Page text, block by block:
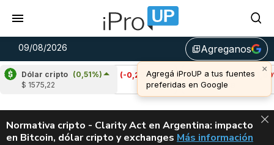
09/08/2026 library_addAgreganos
×
Agregá iProUP a tus fuentes
preferidas en Google
Dólar cripto (0,51%)
$ 1575,22
Cardano (-0,29%)
Avalanche
(-1,09%)
u$s 6,49
ALERTA
Normativa cripto - Clarity Act en Argentina: impacto
en Bitcoin, dólar cripto y exchanges CLARITY ACT EN
Más información